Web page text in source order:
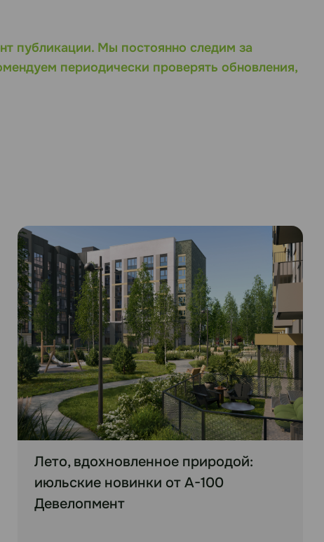
публикации. Мы постоянно следим за
периодически проверять обновления,
Лето, вдохновленное природой:
июльские новинки от А-100
Девелопмент